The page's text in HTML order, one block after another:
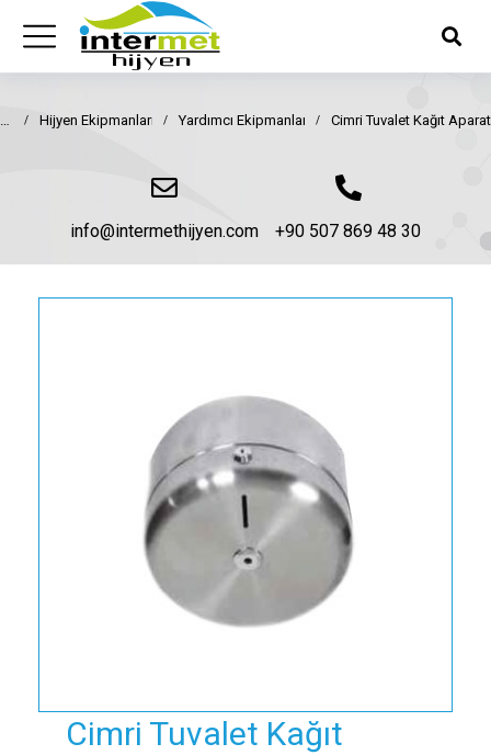
You are here:
Hijyen Ekipmanları Yardımcı Ekipmanlar Cimri Tuvalet Kağıt
info@intermethijyen.com +90 507 869 48 30
Cimri Tuvalet Kağıt